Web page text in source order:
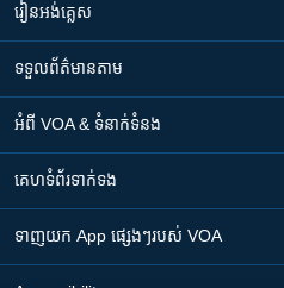
រៀន​​អង់គ្លេស
ទទួល​ព័ត៌មាន​តាម
អំពី​ VOA & ទំនាក់ទំនង
គេហទំព័រ​​ទាក់ទង
ទាញយក​ App ផ្សេងៗ​របស់​ VOA